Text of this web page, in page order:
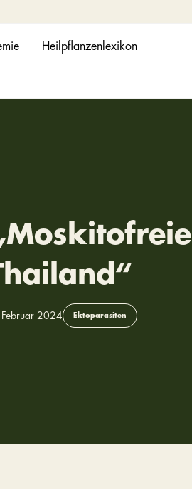
Heilpflanzenlexikon
2024 Ektoparasiten